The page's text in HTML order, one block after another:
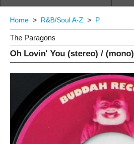
Home > R&B/Soul A-Z > P
The Paragons
Oh Lovin' You (stereo) / (mono)